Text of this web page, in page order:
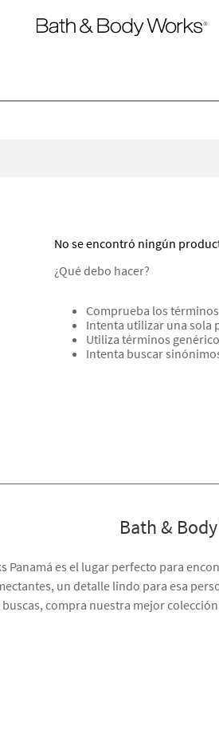
No se encontró ningún
¿Qué debo hacer?
Comprueba los
Intenta utilizar una sola
Utiliza términos
Intenta buscar
Bath &
Panamá es el lugar perfecto para
un detalle lindo para esa
compra nuestra mejor